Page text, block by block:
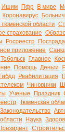
Ишим Пфр В мире
Коронавирус
области
страхование
Росреестр
приложение
Тобольск Главное
Помощь Деньги
Гибдд Реабилитация
Чиновники
Ученые Праздник
Тюменская
Законодательство
Наука